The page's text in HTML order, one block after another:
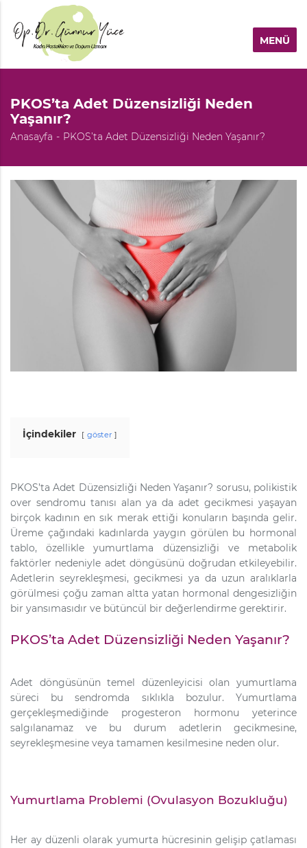
MENÜ
PKOS’ta Adet Düzensizliği Neden
Yaşanır?
Anasayfa PKOS’ta Adet Düzensizliği Neden Yaşanır?
İçindekiler göster
PKOS’ta Adet Düzensizliği Neden Yaşanır? sorusu, polikistik
over sendromu tanısı alan ya da adet gecikmesi yaşayan
birçok kadının en sık merak ettiği konuların başında gelir.
Üreme çağındaki kadınlarda yaygın görülen bu hormonal
tablo, özellikle yumurtlama düzensizliği ve metabolik
faktörler nedeniyle adet döngüsünü doğrudan etkileyebilir.
Adetlerin seyrekleşmesi, gecikmesi ya da uzun aralıklarla
görülmesi çoğu zaman altta yatan hormonal dengesizliğin
bir yansımasıdır ve bütüncül bir değerlendirme gerektirir.
PKOS’ta Adet Düzensizliği Neden Yaşanır?
Adet döngüsünün temel düzenleyicisi olan yumurtlama
süreci bu sendromda sıklıkla bozulur. Yumurtlama
gerçekleşmediğinde progesteron hormonu yeterince
salgılanamaz ve bu durum adetlerin gecikmesine,
seyrekleşmesine veya tamamen kesilmesine neden olur.
Yumurtlama Problemi (Ovulasyon Bozukluğu)
Her ay düzenli olarak yumurta hücresinin gelişip çatlaması